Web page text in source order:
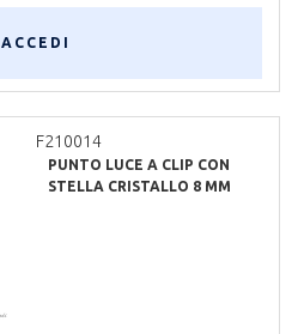
ACCEDI
F210014
PUNTO LUCE A CLIP CON
STELLA CRISTALLO 8 MM